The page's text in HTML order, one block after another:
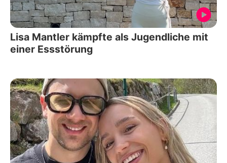
Lisa Mantler kämpfte als Jugendliche mit
einer Essstörung